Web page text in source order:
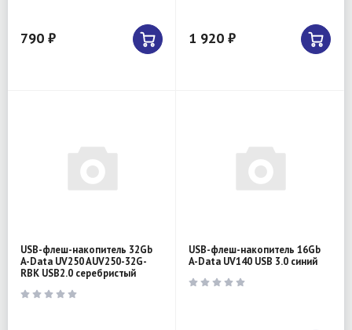
790 ₽ 1 920 ₽
USB-флеш-накопитель 32Gb
A-Data UV250 AUV250-32G-
RBK USB2.0 серебристый
USB-флеш-накопитель 16Gb
A-Data UV140 USB 3.0 синий